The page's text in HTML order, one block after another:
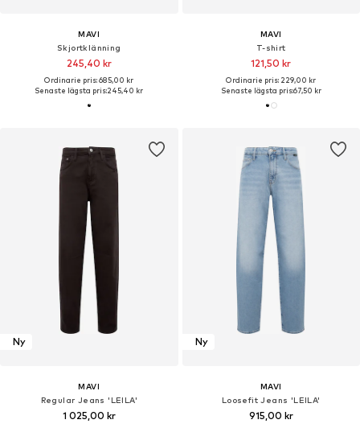
MAVI
Skjortklänning
245,40 kr
Ordinarie pris: 685,00 kr
Senaste lägsta pris:245,40 kr
MAVI
T-shirt
121,50 kr
Ordinarie pris: 229,00 kr
Senaste lägsta pris:67,50 kr
Ny
MAVI
Regular Jeans 'LEILA'
1 025,00 kr
Ny
MAVI
Loosefit Jeans 'LEILA'
915,00 kr